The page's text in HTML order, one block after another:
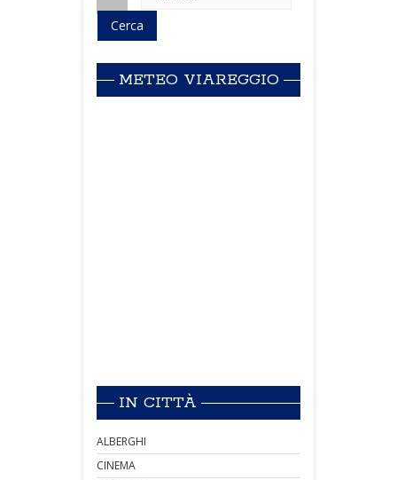
METEO VIAREGGIO
IN CITTÀ
ALBERGHI
CINEMA